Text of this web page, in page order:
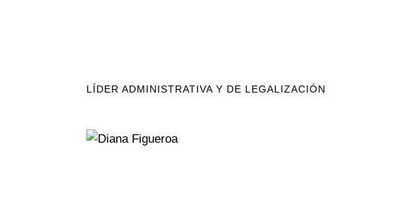
LÍDER ADMINISTRATIVA Y DE LEGALIZACIÓN